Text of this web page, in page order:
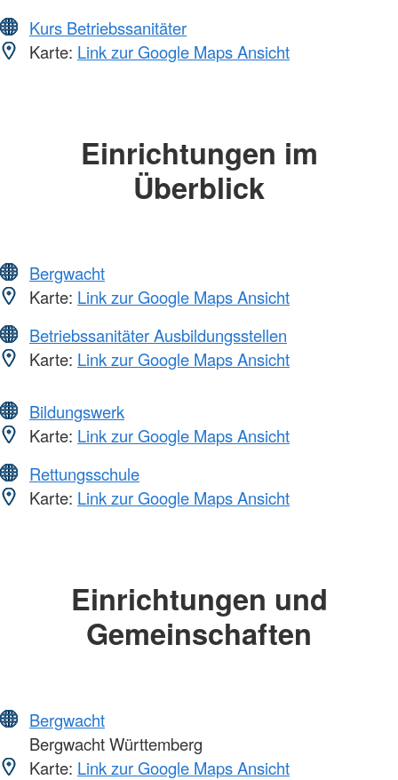
Kurs Betriebssanitäter
Karte: Link zur Google Maps Ansicht
Einrichtungen im
Überblick
Bergwacht
Karte: Link zur Google Maps Ansicht
Betriebssanitäter Ausbildungsstellen
Karte: Link zur Google Maps Ansicht
Bildungswerk
Karte: Link zur Google Maps Ansicht
Rettungsschule
Karte: Link zur Google Maps Ansicht
Einrichtungen und
Gemeinschaften
Bergwacht
Bergwacht Württemberg
Karte: Link zur Google Maps Ansicht